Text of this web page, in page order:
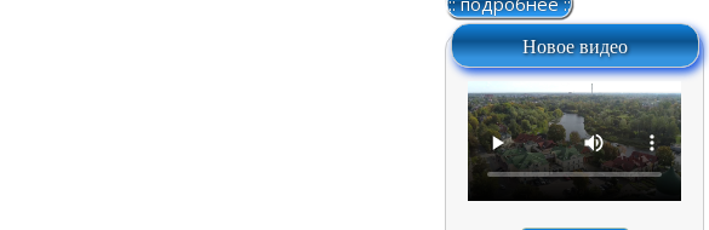
Новое видео